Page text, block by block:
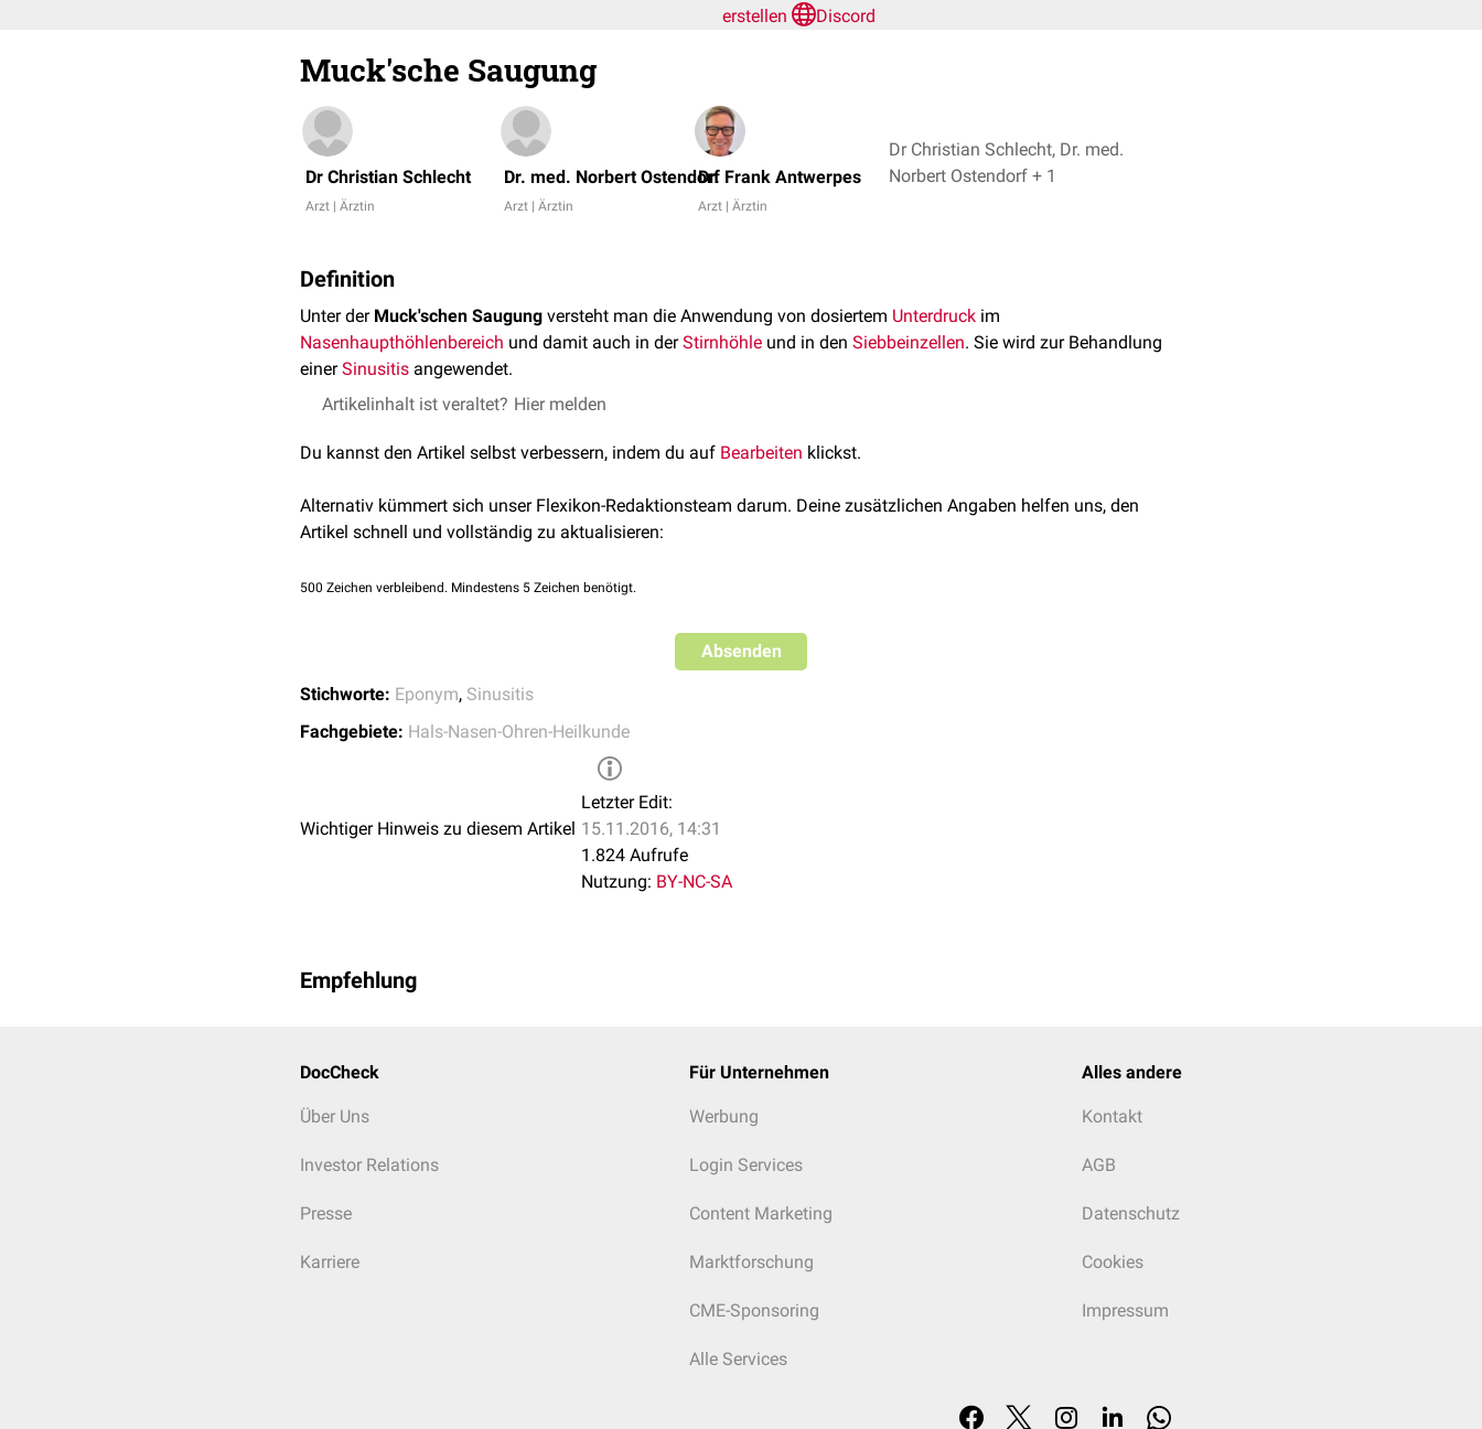
erstellen
Discord
Muck'sche Saugung
Dr Christian Schlecht
Arzt | Ärztin
Dr. med. Norbert Ostendorf
Arzt | Ärztin
Dr. Frank Antwerpes
Arzt | Ärztin
Dr Christian Schlecht, Dr. med.
Norbert Ostendorf + 1
Definition
Unter der Muck'schen Saugung versteht man die Anwendung von dosiertem Unterdruck im
Nasenhaupthöhlenbereich und damit auch in derStirnhöhle und in den Siebbeinzellen. Sie wird zur Behandlung
einerSinusitis angewendet.
Artikelinhalt ist veraltet? Hier melden
Du kannst den Artikel selbst verbessern, indem du auf Bearbeiten klickst.
Alternativ kümmert sich unser Flexikon-Redaktionsteam darum. Deine zusätzlichen Angaben helfen uns, den
Artikel schnell und vollständig zu aktualisieren:
500 Zeichen verbleibend. Mindestens 5 Zeichen benötigt.
Absenden
Stichworte: Eponym, Sinusitis
Fachgebiete: Hals-Nasen-Ohren-Heilkunde
Wichtiger Hinweis zu diesem Artikel
Letzter Edit:
15.11.2016, 14:31
1.824 Aufrufe
Nutzung: BY-NC-SA
Empfehlung
DocCheck
Über Uns
Investor Relations
Presse
Karriere
Für Unternehmen
Werbung
Login Services
Content Marketing
Marktforschung
CME-Sponsoring
Alle Services
Alles andere
Kontakt
AGB
Datenschutz
Cookies
Impressum